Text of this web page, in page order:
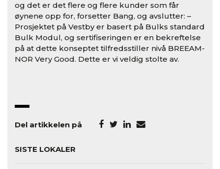
og det er det flere og flere kunder som får
øynene opp for, forsetter Bang, og avslutter: –
Prosjektet på Vestby er basert på Bulks standard
Bulk Modul, og sertifiseringen er en bekreftelse
på at dette konseptet tilfredsstiller nivå BREEAM-
NOR Very Good. Dette er vi veldig stolte av.
Del artikkelen på
SISTE LOKALER